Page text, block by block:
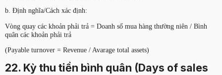
b. Định nghĩa/Cách xác định:
Vòng quay các khoản phải trả = Doanh số mua hàng thường niên / Bình
quân các khoản phải trả
(Payable turnover = Revenue / Avarage total assets)
22. Kỳ thu tiền bình quân (Days of sales